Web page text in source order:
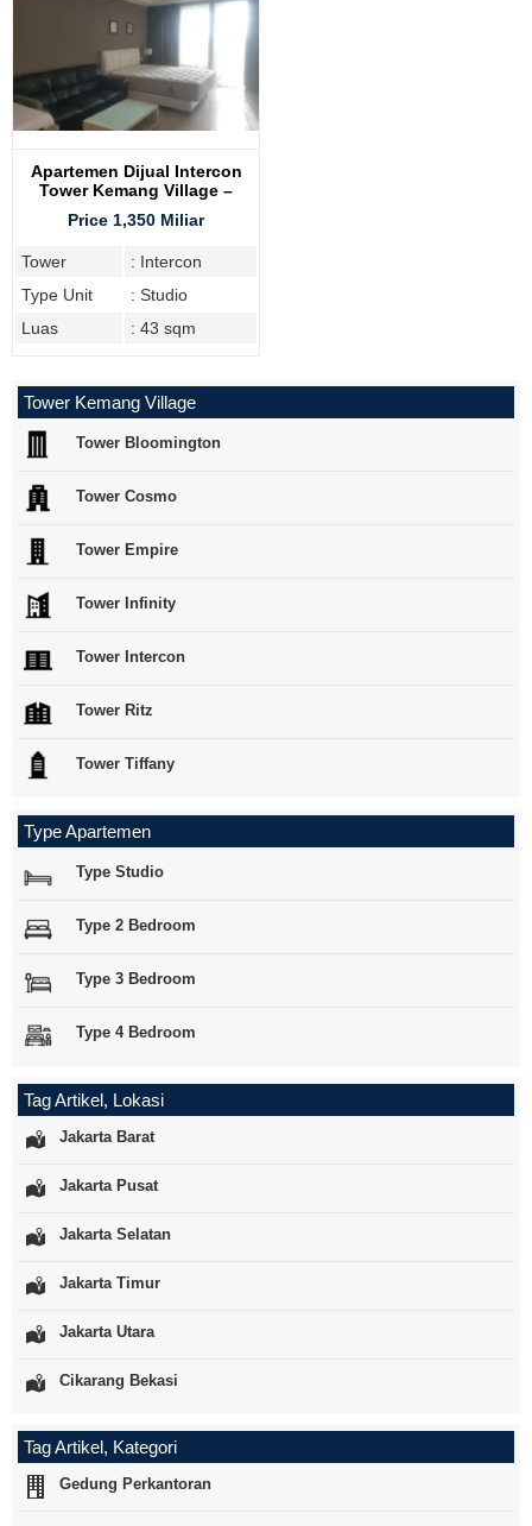
Apartemen Dijual Intercon
Tower Kemang Village –
Kuliner!
Price 1,350 Miliar
Tower
: Intercon
Type Unit
: Studio
Luas
: 43 sqm
Tower Kemang Village
Tower Bloomington
Tower Cosmo
Tower Empire
Tower Infinity
Tower Intercon
Tower Ritz
Tower Tiffany
Type Apartemen
Type Studio
Type 2 Bedroom
Type 3 Bedroom
Type 4 Bedroom
Tag Artikel, Lokasi
Jakarta Barat
Jakarta Pusat
Jakarta Selatan
Jakarta Timur
Jakarta Utara
Cikarang Bekasi
Tag Artikel, Kategori
Gedung Perkantoran